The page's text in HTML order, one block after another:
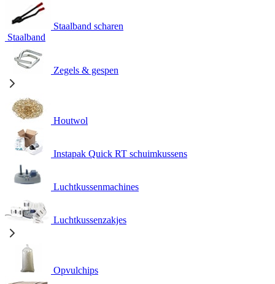
Staalband scharen
Staalband
Zegels & gespen
Houtwol
Instapak Quick RT schuimkussens
Luchtkussenmachines
Luchtkussenzakjes
Opvulchips